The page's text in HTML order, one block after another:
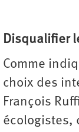
Disqualifier
Comme
choix des
François
écologistes,